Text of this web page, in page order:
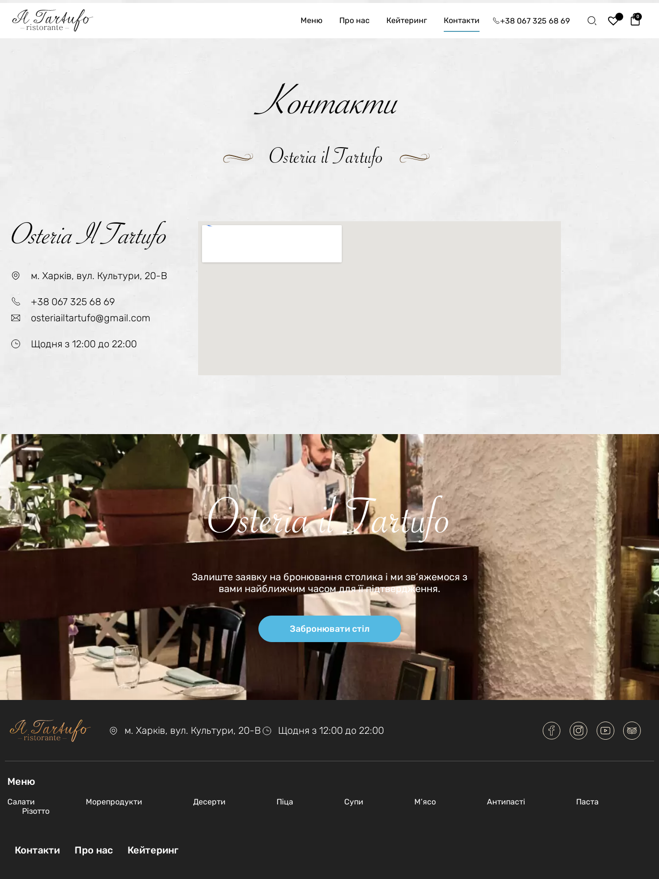
Меню Про нас Кейтеринг Контакти +38 067 325 68 69 0
Контакти
Osteria il Tartufo
Osteria Il Tartufo
м. Харкiв, вул. Культури, 20-В
+38 067 325 68 69
osteriailtartufo@gmail.com
Щодня з 12:00 до 22:00
Osteria il Tartufo
Залиште заявку на бронювання столика і ми зв’яжемося з
вами найближчим часом для її підтвердження.
Забронювати стіл
м. Харкiв, вул. Культури, 20-В Щодня з 12:00 до 22:00
Меню
Салати Морепродукти Десерти Піца Супи М’ясо Антипастi
Паста
Різотто
Контакти Про нас Кейтеринг